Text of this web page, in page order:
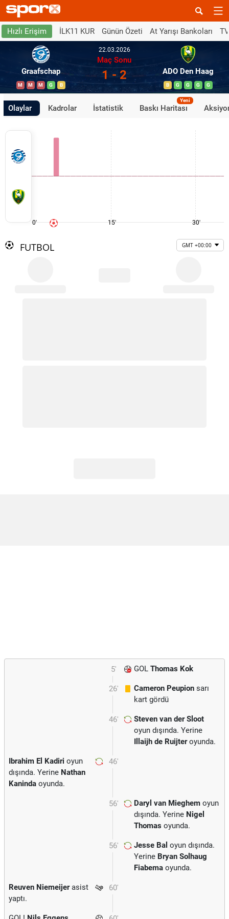
Hızlı Erişim İLK11 KUR Günün Özeti At Yarışı Bankoları
Graafschap
M M M G B
22.03.2026
Maç Sonu
1 - 2 ADO Den Haag
B G G G G
Olaylar Kadrolar İstatistik Baskı Haritası
Yeni
0' 15' 30'
FUTBOL GMT +00:00
5' GOL Thomas Kok
26' Cameron Peupion sarı
kart gördü
46'
Steven van der Sloot
oyun dışında. Yerine
Illaijh de Ruijteroyunda.
46'
Ibrahim El Kadiri oyun
dışında. Yerine Nathan
Kaninda oyunda.
56' Daryl van Mieghem oyun
dışında. Yerine Nigel
Thomas oyunda.
56' Jesse Bal oyun dışında.
Yerine Bryan Solhaug
Fiabema oyunda.
60'
Reuven Niemeijerasist
yaptı.